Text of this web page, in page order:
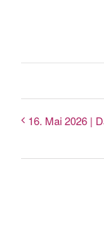
16. Mai 2026 |